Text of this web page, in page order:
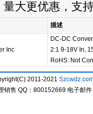
大更优惠，支
描述
Inc
DC-DC
2:1 9-18V In,
RoHS: Not
2011-2021
销售 QQ：800152669 电子邮